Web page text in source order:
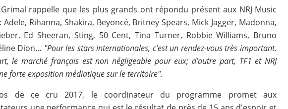
Grimal rappelle que les plus grands ont répondu présent aux NRJ Music
Adele, Rihanna, Shakira, Beyoncé, Britney Spears, Mick Jagger, Madonna,
Ed Sheeran, Sting, 50 Cent, Tina Turner, Robbie Williams, Bruno
Dion… "Pour les stars internationales, c’est un rendez-vous très important.
le marché français est non négligeable pour eux; d’autre part, TF1 et NRJ
forte exposition médiatique sur le territoire".
de ce cru 2017, le coordinateur du programme promet aux